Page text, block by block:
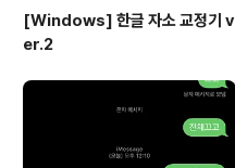
[Windows] 한글 자소 교정기 v
er.2